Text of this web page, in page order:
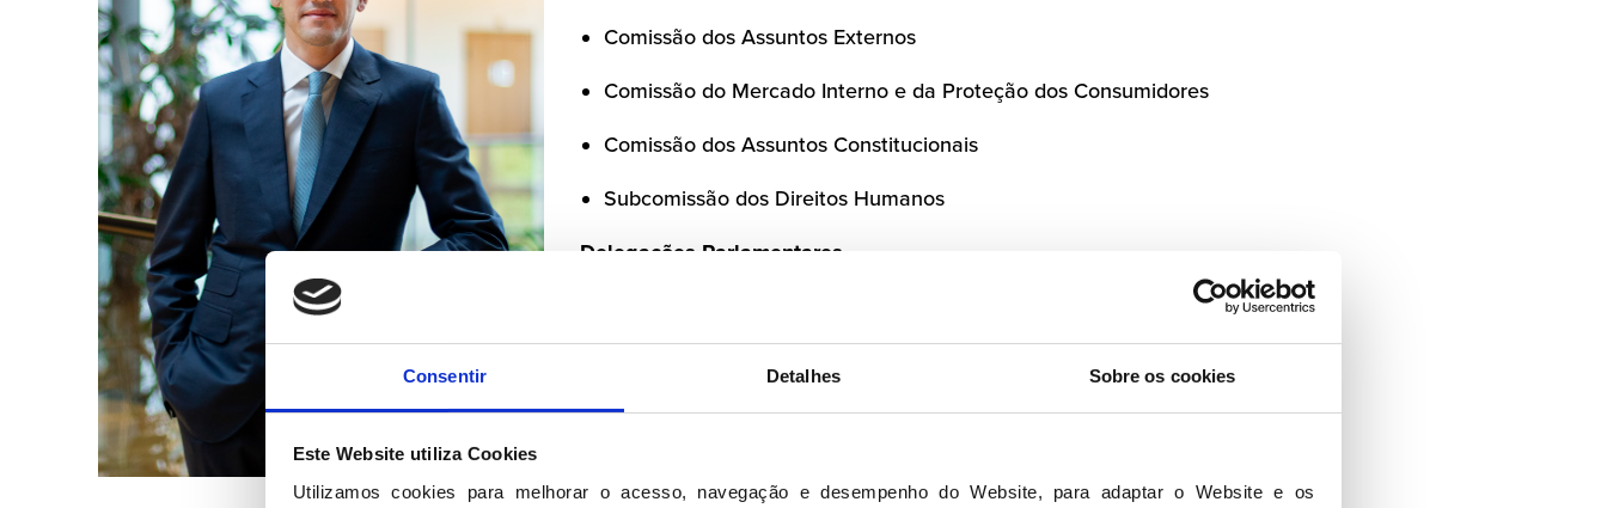
Consentir Detalhes Sobre os cookies
Este Website utiliza Cookies
Utilizamos cookies para melhorar o acesso, navegação e desempenho do Website, para adaptar o Website e os
Comissão dos Assuntos Externos
Comissão do Mercado Interno e da Proteção dos Consumidores
Comissão dos Assuntos Constitucionais
Subcomissão dos Direitos Humanos
Delegações Parlamentares
Delegação à Assembleia Parlamentar da Parceria UE-Reino Unido